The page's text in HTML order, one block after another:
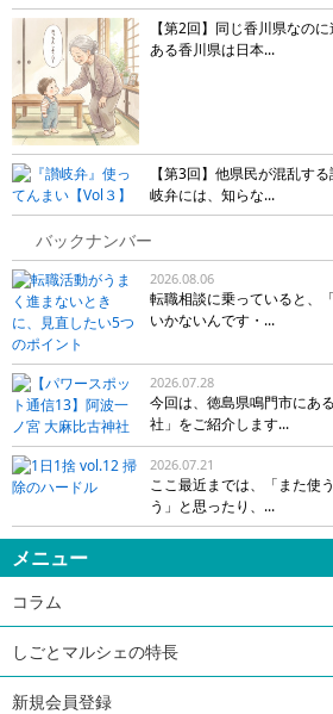
【第2回】同じ香川県なの
ある香川県は日本...
【第3回】他県民が混乱す
岐弁には、知らな...
バックナンバー
2026.08.06
転職相談に乗っていると、
いかないんです・...
2026.07.28
今回は、徳島県鳴門市にあ
社」をご紹介します...
2026.07.21
ここ最近までは、「また使
う」と思ったり、...
メニュー
コラム
しごとマルシェの特長
新規会員登録